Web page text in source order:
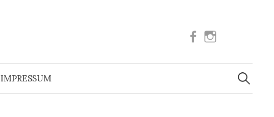
Facebook
IMPRESSUM
Suchen
nach: